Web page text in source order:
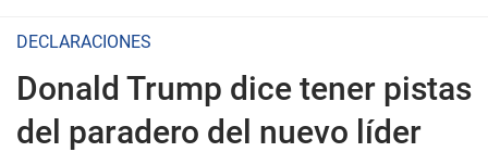
DECLARACIONES
Donald Trump dice tener pistas
del paradero del nuevo líder